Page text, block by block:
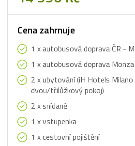
Cena zahrnuje
1 x autobusová doprava ČR -
1 x autobusová doprava
2 x ubytování (iH Hotels
dvou/třílůžkový pokoj)
2 x snídaně
1 x vstupenka
1 x cestovní pojištění